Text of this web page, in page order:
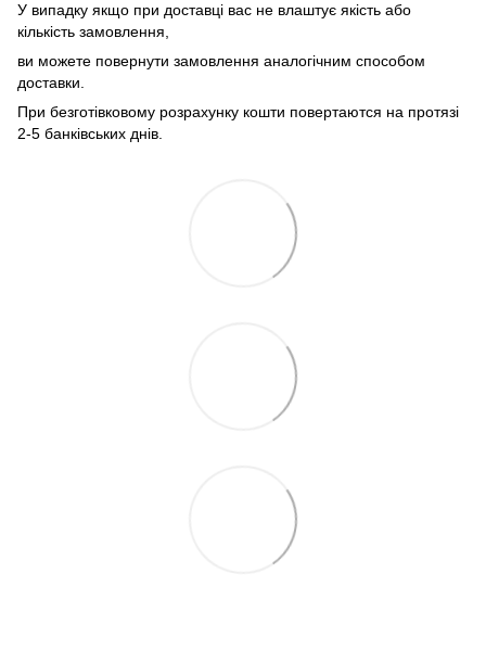
У випадку якщо при доставці вас не влаштує якість або
кількість замовлення,
ви можете повернути замовлення аналогічним способом
доставки.
При безготівковому розрахунку кошти повертаются на протязі
2-5 банківських днів.